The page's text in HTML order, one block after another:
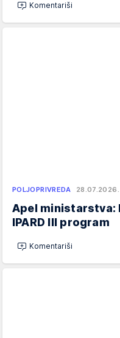
Komentariši
POLJOPRIVREDA 28.07.2026.
Apel ministarstva:
IPARD III program
Komentariši